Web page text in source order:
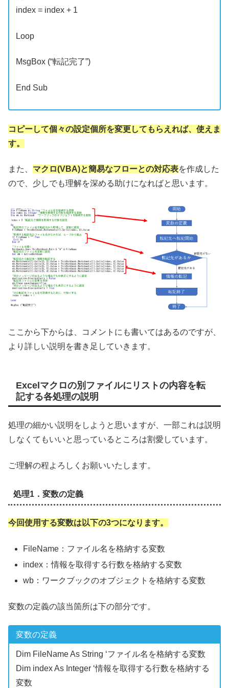
index = index + 1
Loop
MsgBox (“転記完了”)
End Sub
コピーして個々の設定個所を変更してもらえれば、使えま
す。
また、 マクロ(VBA)と簡易なフローとの対応表を作成した
ので、少しでも理解を深める助けになればと思います。
ここから下からは、コメントにも書いてはあるのですが、
より詳しい説明を書き足していきます。
Excelマクロの別ファイルにリストの内容を転
記する各処理の説明
処理の細かい説明をしようと思いますが、一部これは説明
しなくてもいいと思っているところは割愛しています。
ご理解の程よろしくお願いいたします。
処理1．変数の定義
今回使用する変数は以下の3つになります。
FileName：ファイル名を格納する変数
index：情報を取得する行数を格納する変数
wb：ワークブックのオブジェクトを格納する変数
変数の定義の該当箇所は下の部分です。
変数の定義
Dim FileName As String ‘ファイル名を格納する変数
Dim index As Integer ‘情報を取得する行数を格納する
変数